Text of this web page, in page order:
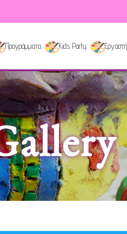
Προγράμματα Kids Party